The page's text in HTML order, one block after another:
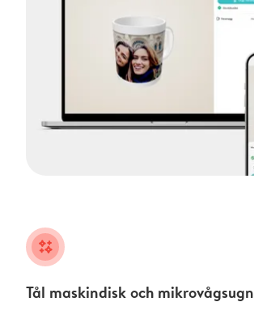
night
Tål maskindisk och mikrovågsugn